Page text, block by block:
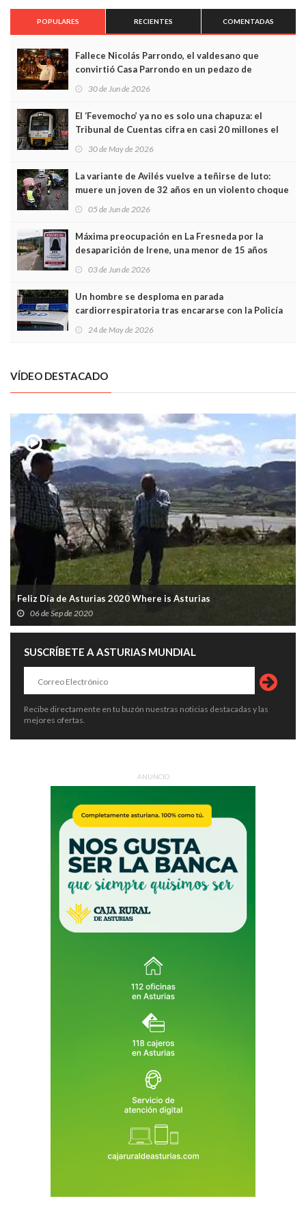
POPULARES RECIENTES COMENTADAS
Fallece Nicolás Parrondo, el valdesano que
convirtió Casa Parrondo en un pedazo de
Asturias en Madrid
30 de Jun de 2026
El ‘Fevemocho’ ya no es solo una chapuza: el
Tribunal de Cuentas cifra en casi 20 millones el
sobrecoste de los trenes que no cabían por los
30 de May de 2026
La variante de Avilés vuelve a teñirse de luto:
muere un joven de 32 años en un violento choque
frontal
05 de Jun de 2026
Máxima preocupación en La Fresneda por la
desaparición de Irene, una menor de 15 años
03 de Jun de 2026
Un hombre se desploma en parada
cardiorrespiratoria tras encararse con la Policía
Local en Luanco
24 de May de 2026
VÍDEO DESTACADO
Feliz Día de Asturias 2020 Where is Asturias
06 de Sep de 2020
SUSCRÍBETE A ASTURIAS MUNDIAL
Recibe directamente en tu buzón nuestras noticias destacadas y las
mejores ofertas.
ANUNCIO